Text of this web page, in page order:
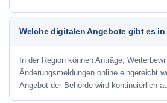
Welche digitalen Angebote gibt es
In der Region können Anträge,
Änderungsmeldungen online eingereicht
Angebot der Behörde wird kontinuierlich